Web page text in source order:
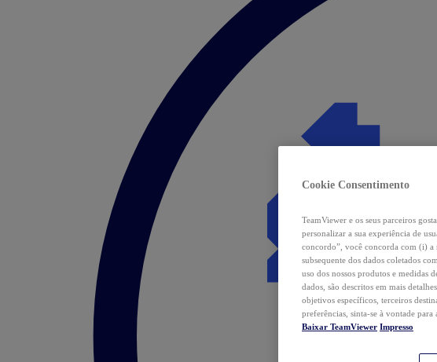
Cookie Consentimento
TeamViewer e os seus parceiros
personalizar a sua experiência de
concordo”, você concorda com (i) a
subsequente dos dados coletados
uso dos nossos produtos e medidas
dados, são descritos em mais
objetivos específicos, terceiros
preferências, sinta-se à vontade
Baixar TeamViewer Impresso